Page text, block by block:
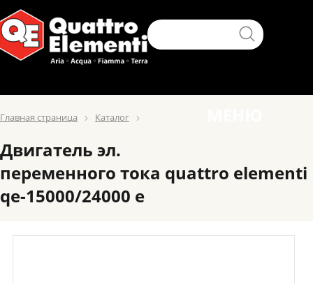
Главная страница Каталог
Двигатель эл.
переменного тока quattro elementi
qe-15000/24000 e